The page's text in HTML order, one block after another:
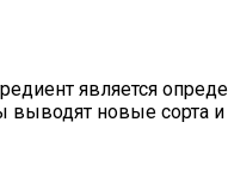
является
выводят новые сорта